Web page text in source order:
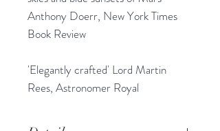
Anthony Doerr, New York Times
Book Review
'Elegantly crafted' Lord Martin
Rees, Astronomer Royal